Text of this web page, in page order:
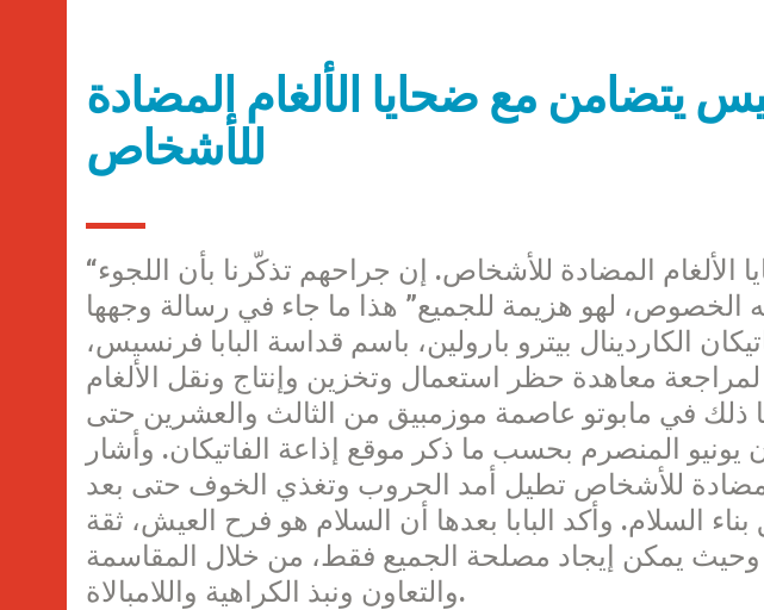
يتضامن مع ضحايا الألغام المضادة
للأشخاص
“أعبر عن تضامني مع جميع ضحايا الألغام المضادة للأشخاص. إن جراحهم تذكّرنا بأن اللجوء
الخصوص، لهو هزيمة للجميع” هذا ما جاء في رسالة وجهها
الكاردينال بيترو بارولين، باسم قداسة البابا فرنسيس،
لمراجعة معاهدة حظر استعمال وتخزين وإنتاج ونقل الألغام
ذلك في مابوتو عاصمة موزمبيق من الثالث والعشرين حتى
المنصرم بحسب ما ذكر موقع إذاعة الفاتيكان. وأشار
المضادة للأشخاص تطيل أمد الحروب وتغذي الخوف حتى بعد
بناء السلام. وأكد البابا بعدها أن السلام هو فرح العيش، ثقة
وحيث يمكن إيجاد مصلحة الجميع فقط، من خلال المقاسمة
والتعاون ونبذ الكراهية واللامبالاة.